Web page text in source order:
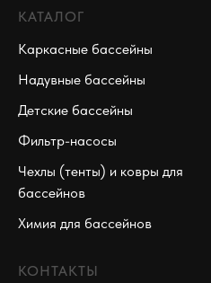
КАТАЛОГ
Каркасные бассейны
Надувные бассейны
Детские бассейны
Фильтр-насосы
Чехлы (тенты) и ковры для
бассейнов
Химия для бассейнов
КОНТАКТЫ